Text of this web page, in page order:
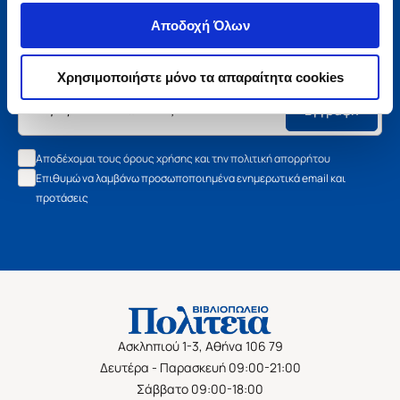
Αποδοχή Όλων
Χρησιμοποιήστε μόνο τα απαραίτητα cookies
Μάθετε τα νέα της Πολιτείας
Εγγραφείτε στο newsletter μας και μάθετε πρώτοι όλα τα
νέα βιβλία, τις εξαιρετικές τιμές και τις εκδηλώσεις μας.
Εγγραφή
Αποδέχομαι τους όρους χρήσης και την πολιτική απορρήτου
Επιθυμώ να λαμβάνω προσωποποιημένα ενημερωτικά email και
προτάσεις
Ασκληπιού 1-3, Αθήνα 106 79
Δευτέρα - Παρασκευή 09:00-21:00
Σάββατο 09:00-18:00